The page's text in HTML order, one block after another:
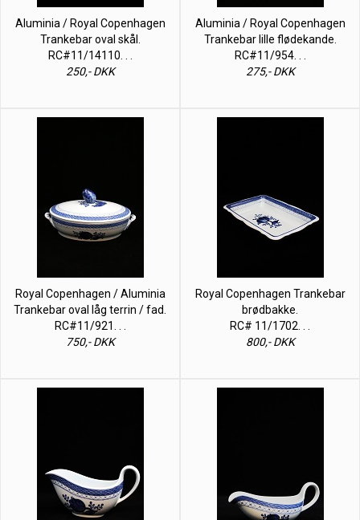
Aluminia / Royal Copenhagen
Trankebar oval skål.
RC#11/14110. . .
250,- DKK
Aluminia / Royal Copenhagen
Trankebar lille flødekande.
RC#11/954. . .
275,- DKK
Royal Copenhagen / Aluminia
Trankebar oval låg terrin / fad.
RC#11/921. . .
750,- DKK
Royal Copenhagen Trankebar
brødbakke.
RC# 11/1702. . .
800,- DKK